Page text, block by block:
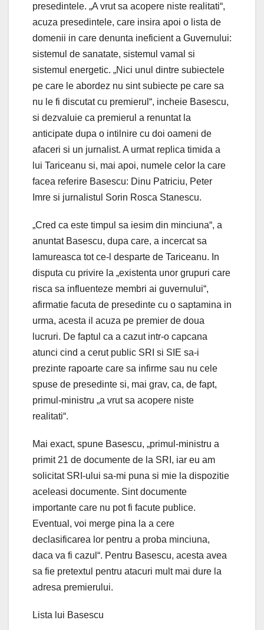
presedintele. „A vrut sa acopere niste realitati“,
acuza presedintele, care insira apoi o lista de
domenii in care denunta ineficient a Guvernului:
sistemul de sanatate, sistemul vamal si
sistemul energetic. „Nici unul dintre subiectele
pe care le abordez nu sint subiecte pe care sa
nu le fi discutat cu premierul“, incheie Basescu,
si dezvaluie ca premierul a renuntat la
anticipate dupa o intilnire cu doi oameni de
afaceri si un jurnalist. A urmat replica timida a
lui Tariceanu si, mai apoi, numele celor la care
facea referire Basescu: Dinu Patriciu, Peter
Imre si jurnalistul Sorin Rosca Stanescu.
„Cred ca este timpul sa iesim din minciuna“, a
anuntat Basescu, dupa care, a incercat sa
lamureasca tot ce-l desparte de Tariceanu. In
disputa cu privire la „existenta unor grupuri care
risca sa influenteze membri ai guvernului“,
afirmatie facuta de presedinte cu o saptamina in
urma, acesta il acuza pe premier de doua
lucruri. De faptul ca a cazut intr-o capcana
atunci cind a cerut public SRI si SIE sa-i
prezinte rapoarte care sa infirme sau nu cele
spuse de presedinte si, mai grav, ca, de fapt,
primul-ministru „a vrut sa acopere niste
realitati“.
Mai exact, spune Basescu, „primul-ministru a
primit 21 de documente de la SRI, iar eu am
solicitat SRI-ului sa-mi puna si mie la dispozitie
aceleasi documente. Sint documente
importante care nu pot fi facute publice.
Eventual, voi merge pina la a cere
declasificarea lor pentru a proba minciuna,
daca va fi cazul“. Pentru Basescu, acesta avea
sa fie pretextul pentru atacuri mult mai dure la
adresa premierului.
Lista lui Basescu